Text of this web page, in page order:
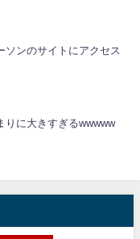
ソンのサイトにアクセス
りに大きすぎるwwwww